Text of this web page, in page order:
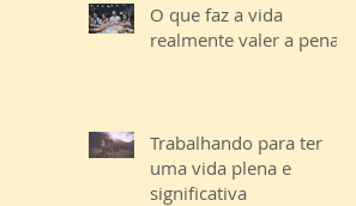
O que faz a vida
realmente valer a pena?
Trabalhando para ter
uma vida plena e
significativa